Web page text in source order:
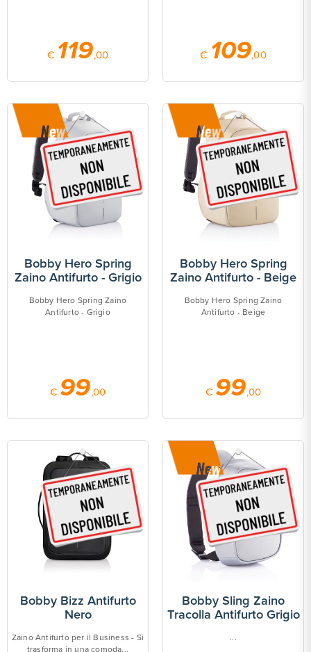
€ 119,00 € 109,00
Bobby Hero Spring
Zaino Antifurto - Grigio
Bobby Hero Spring Zaino
Antifurto - Grigio
€ 99,00
Bobby Hero Spring
Zaino Antifurto - Beige
Bobby Hero Spring Zaino
Antifurto - Beige
€ 99,00
Bobby Bizz Antifurto
Nero
Zaino Antifurto per il Business - Si
trasforma in una comoda...
Bobby Sling Zaino
Tracolla Antifurto Grigio
...